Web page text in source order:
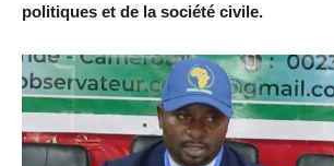
politiques et de la société civile.